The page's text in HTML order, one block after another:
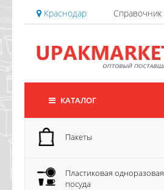
Краснодар Справочник
КАТАЛОГ
Пакеты
Пластиковая одноразовая
посуда